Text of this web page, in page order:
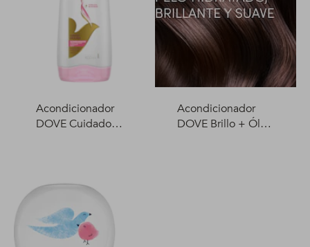
Acondicionador
DOVE Cuidado
Acondicionador
DOVE Brillo + Óleo